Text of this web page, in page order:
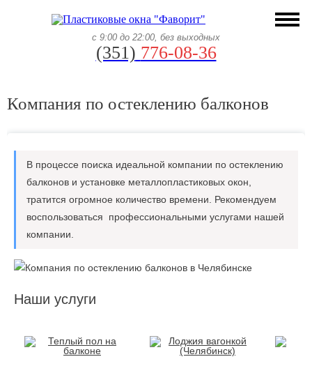
с 9:00 до 22:00, без выходных
(351) 776-08-36
Компания по остеклению балконов
В процессе поиска идеальной компании по остеклению
балконов и установке металлопластиковых окон,
тратится огромное количество времени. Рекомендуем
воспользоваться профессиональными услугами нашей
компании.
Наши услуги